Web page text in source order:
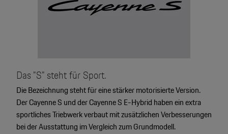
Das "S" steht für Sport.
Die Bezeichnung steht für eine stärker motorisierte Version.
Der Cayenne S und der Cayenne S E-Hybrid haben ein extra
sportliches Triebwerk verbaut mit zusätzlichen Verbesserungen
bei der Ausstattung im Vergleich zum Grundmodell.